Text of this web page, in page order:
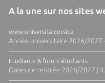
A la une sur nos sites
www.universita.corsica
Année universitaire 2026/2027
Etudiants & futurs étudiants
Dates de rentrée 2026/2027 |